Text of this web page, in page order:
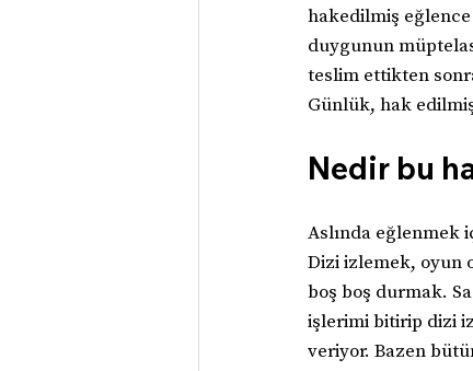
hakedilmiş
duygunun
teslim ettikten
Günlük, hak
Nedir bu
Aslında eğlenmek
Dizi izlemek, oyun
boş boş durmak.
işlerimi bitirip dizi
veriyor. Bazen